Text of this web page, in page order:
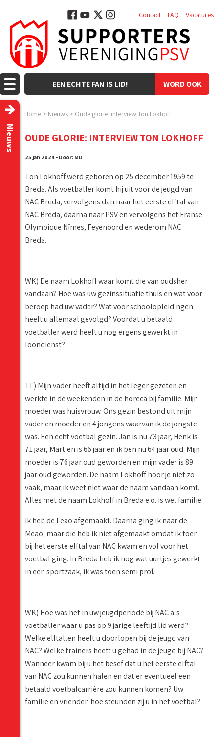
WORD OOK
EEN ECHTE FAN IS LID!
Contact FAQ Vacatures
Home > Nieuws > Oude glorie: interview Ton Lokhoff
Nieuws OUDE GLORIE: INTERVIEW TON LOKHOFF
25 jan 2024 - Door: MD
Ton Lokhoff werd geboren op 25 december 1959 te
Breda. Als voetballer komt hij uit voor de jeugd van
NAC Breda, vervolgens dan naar het eerste elftal van
NAC Breda, daarna naar PSV en vervolgens het Franse
Olympique Nîmes, Feyenoord en wederom NAC
Breda.
WK) De naam Lokhoff waar komt die van oudsher
vandaan? Hoe was uw gezinssituatie thuis en wat voor
beroep had uw vader? Wat voor schoolopleidingen
heeft u allemaal gevolgd? Voordat u betaald
voetballer werd heeft u nog ergens gewerkt in
loondienst?
TL) Mijn vader heeft altijd in het leger gezeten en
werkte in de weekenden in de horeca bij familie. Mijn
moeder was huisvrouw. Ons gezin bestond uit mijn
vader en moeder en 4 jongens waarvan ik de jongste
was. Een echt voetbal gezin. Jan is nu 73 jaar, Henk is
71 jaar, Martien is 66 jaar en ik ben nu 64 jaar oud. Mijn
moeder is 76 jaar oud geworden en mijn vader is 89
jaar oud geworden. De naam Lokhoff hoor je niet zo
vaak, maar ik weet niet waar de naam vandaan komt.
Alles met de naam Lokhoff in Breda e.o. is wel familie.
Ik heb de Leao afgemaakt. Daarna ging ik naar de
Meao, maar die heb ik niet afgemaakt omdat ik toen
bij het eerste elftal van NAC kwam en vol voor het
voetbal ging. In Breda heb ik nog wat uurtjes gewerkt
in een sportzaak, ik was toen semi prof.
WK) Hoe was het in uw jeugdperiode bij NAC als
voetballer waar u pas op 9 jarige leeftijd lid werd?
Welke elftallen heeft u doorlopen bij de jeugd van
NAC? Welke trainers heeft u gehad in de jeugd bij NAC?
Wanneer kwam bij u het besef dat u het eerste elftal
van NAC zou kunnen halen en dat er eventueel een
betaald voetbalcarrière zou kunnen komen? Uw
familie en vrienden hoe steunden zij u in het voetbal?